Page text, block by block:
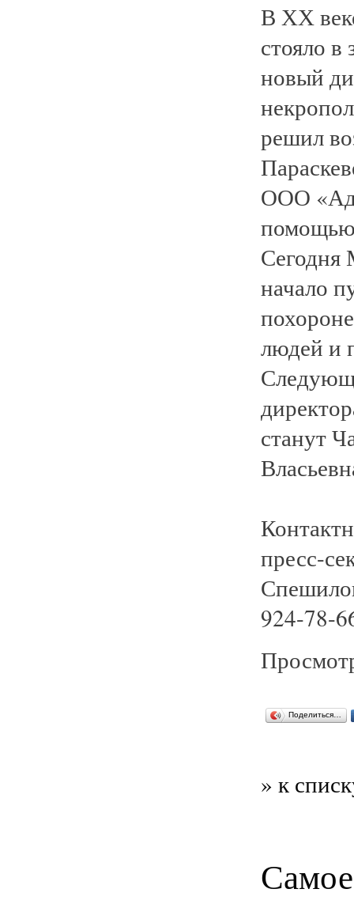
В ХХ
стояло
новый
решил
ООО
помощью
Сегодня
начало
людей и
станут
пресс-
924-78-
Поделиться…
» к